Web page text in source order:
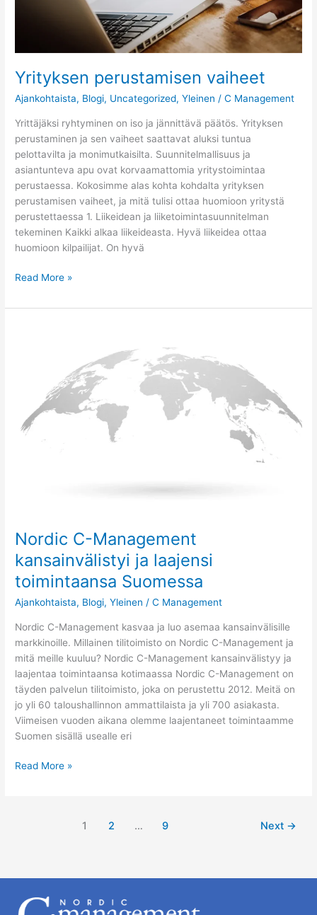
Yrityksen perustamisen vaiheet
Ajankohtaista, Blogi, Uncategorized,Yleinen /C Management
Yrittäjäksi ryhtyminen on iso ja jännittävä päätös. Yrityksen
perustaminen ja sen vaiheet saattavat aluksi tuntua
pelottavilta ja monimutkaisilta. Suunnitelmallisuus ja
asiantunteva apu ovat korvaamattomia yritystoimintaa
perustaessa. Kokosimme alas kohta kohdalta yrityksen
perustamisen vaiheet, ja mitä tulisi ottaa huomioon yritystä
perustettaessa 1. Liikeidean ja liiketoimintasuunnitelman
tekeminen Kaikki alkaa liikeideasta. Hyvä liikeidea ottaa
huomioon kilpailijat. On hyvä
Read More »
Nordic C-Management
kansainvälistyi ja laajensi
toimintaansa Suomessa
Ajankohtaista, Blogi,Yleinen /C Management
Nordic C-Management kasvaa ja luo asemaa kansainvälisille
markkinoille. Millainen tilitoimisto on Nordic C-Management ja
mitä meille kuuluu? Nordic C-Management kansainvälistyy ja
laajentaa toimintaansa kotimaassa Nordic C-Management on
täyden palvelun tilitoimisto, joka on perustettu 2012. Meitä on
jo yli 60 taloushallinnon ammattilaista ja yli 700 asiakasta.
Viimeisen vuoden aikana olemme laajentaneet toimintaamme
Suomen sisällä usealle eri
kansainvälistyi
laajensi
toimintaansa
Suomessa
Read More »
1 2 … 9 Next →